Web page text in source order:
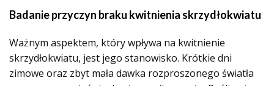
Badanie przyczyn braku kwitnienia skrzydłokwiatu
Ważnym aspektem, który wpływa na kwitnienie
skrzydłokwiatu, jest jego stanowisko. Krótkie dni
zimowe oraz zbyt mała dawka rozproszonego światła